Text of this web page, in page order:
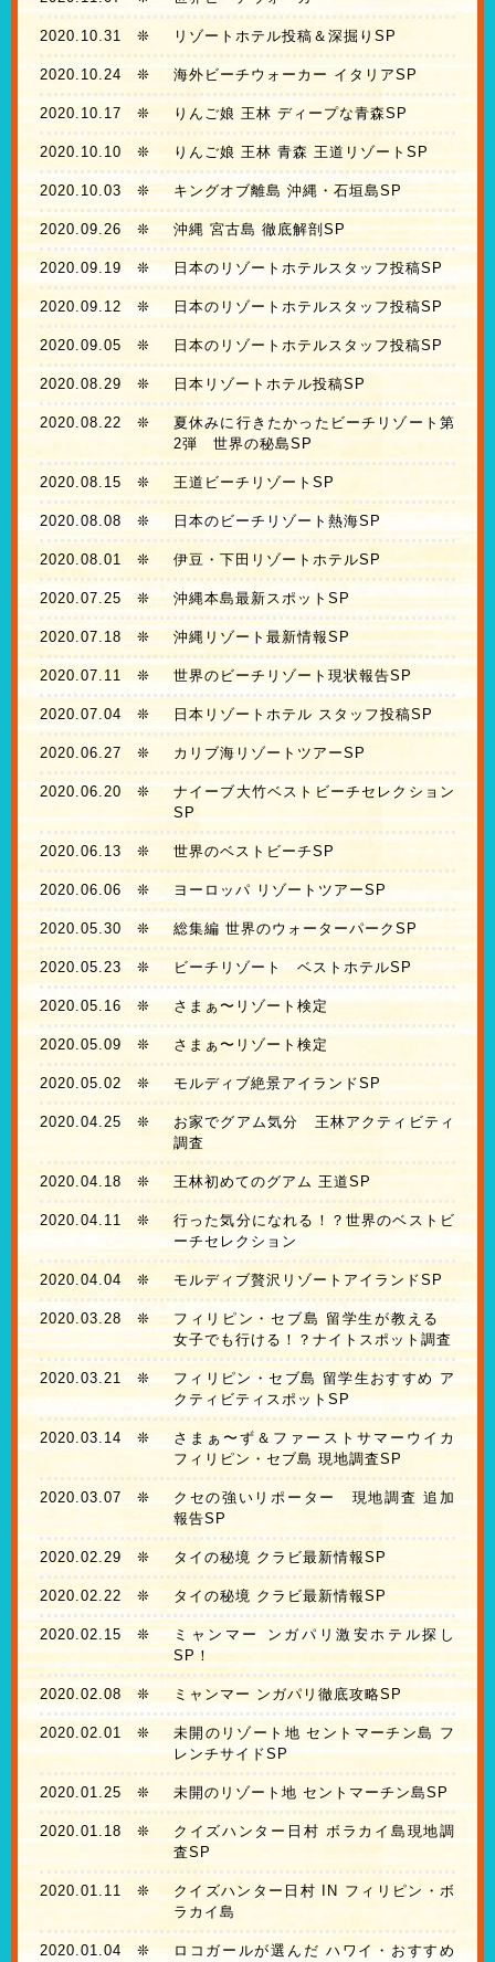
2020.10.31 ❊ リゾートホテル投稿＆深掘りSP
2020.10.24 ❊ 海外ビーチウォーカー イタリアSP
2020.10.17 ❊ りんご娘 王林 ディープな青森SP
2020.10.10 ❊ りんご娘 王林 青森 王道リゾートSP
2020.10.03❊ キングオブ離島 沖縄・石垣島SP
2020.09.26❊ 沖縄 宮古島 徹底解剖SP
2020.09.19 ❊ 日本のリゾートホテルスタッフ投稿SP
2020.09.12 ❊ 日本のリゾートホテルスタッフ投稿SP
2020.09.05 ❊ 日本のリゾートホテルスタッフ投稿SP
2020.08.29 ❊ 日本リゾートホテル投稿SP
2020.08.22 ❊
夏休みに行きたかったビーチリゾート第
2弾 世界の秘島SP
2020.08.15 ❊ 王道ビーチリゾートSP
2020.08.08 ❊ 日本のビーチリゾート熱海SP
2020.08.01 ❊ 伊豆・下田リゾートホテルSP
2020.07.25❊ 沖縄本島最新スポットSP
2020.07.18❊ 沖縄リゾート最新情報SP
2020.07.11 ❊ 世界のビーチリゾート現状報告SP
2020.07.04 ❊ 日本リゾートホテル スタッフ投稿SP
2020.06.27 ❊ カリブ海リゾートツアーSP
2020.06.20 ❊
ナイーブ大竹ベストビーチセレクション
SP
2020.06.13 ❊ 世界のベストビーチSP
2020.06.06 ❊ ヨーロッパ リゾートツアーSP
2020.05.30 ❊ 総集編 世界のウォーターパークSP
2020.05.23❊ ビーチリゾート ベストホテルSP
2020.05.16 ❊ さまぁ〜リゾート検定
2020.05.09 ❊ さまぁ〜リゾート検定
2020.05.02❊ モルディブ絶景アイランドSP
2020.04.25 ❊
お家でグアム気分 王林アクティビティ
調査
2020.04.18❊ 王林初めてのグアム 王道SP
2020.04.11❊
行った気分になれる！？世界のベストビ
ーチセレクション
2020.04.04 ❊ モルディブ贅沢リゾートアイランドSP
2020.03.28❊
フィリピン・セブ島 留学生が教える
女子でも行ける！？ナイトスポット調査
2020.03.21 ❊
フィリピン・セブ島 留学生おすすめ ア
クティビティスポットSP
2020.03.14 ❊
さまぁ〜ず＆ファーストサマーウイカ
フィリピン・セブ島 現地調査SP
2020.03.07 ❊
クセの強いリポーター 現地調査 追加
報告SP
2020.02.29 ❊ タイの秘境 クラビ最新情報SP
2020.02.22 ❊ タイの秘境 クラビ最新情報SP
2020.02.15 ❊
ミャンマー ンガパリ激安ホテル探し
SP！
2020.02.08 ❊ ミャンマー ンガパリ徹底攻略SP
2020.02.01 ❊
未開のリゾート地 セントマーチン島 フ
レンチサイドSP
2020.01.25 ❊ 未開のリゾート地 セントマーチン島SP
2020.01.18 ❊
クイズハンター日村 ボラカイ島現地調
査SP
2020.01.11❊
クイズハンター日村 IN フィリピン・ボ
ラカイ島
2020.01.04 ❊
ロコガールが選んだ ハワイ・おすすめ